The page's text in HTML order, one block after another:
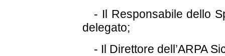
- Il Responsabile dello
delegato;
- Il Direttore dell’ARPA